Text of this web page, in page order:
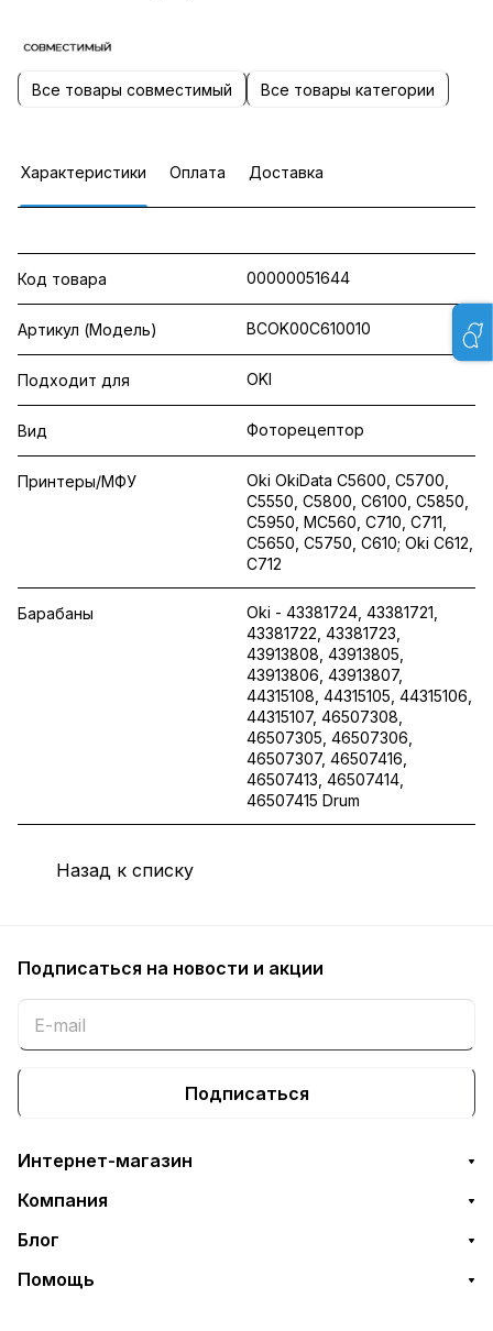
Все товары совместимый Все товары категории
Характеристики Оплата Доставка
Код товара 00000051644
Артикул (Модель) BCOK00C610010
Подходит для OKI
Вид Фоторецептор
Принтеры/МФУ
Oki OkiData C5600, C5700,
C5550, C5800, C6100, C5850,
C5950, MC560, C710, C711,
C5650, C5750, C610; Oki C612,
C712
Барабаны
Oki - 43381724, 43381721,
43381722, 43381723,
43913808, 43913805,
43913806, 43913807,
44315108, 44315105, 44315106,
44315107, 46507308,
46507305, 46507306,
46507307, 46507416,
46507413, 46507414,
46507415 Drum
Назад к списку
Подписаться на новости и акции
Подписаться
Интернет-магазин
Компания
Блог
Помощь